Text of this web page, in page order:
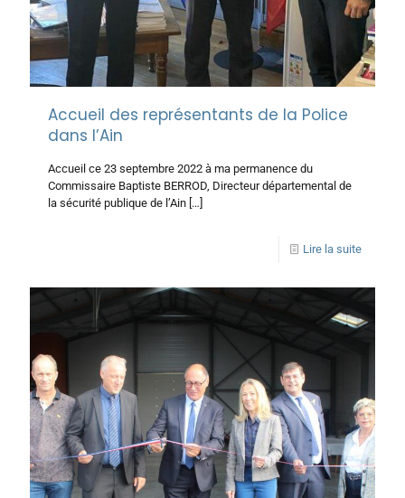
Accueil des représentants de la Police
dans l’Ain
Accueil ce 23 septembre 2022 à ma permanence du
Commissaire Baptiste BERROD, Directeur départemental de
la sécurité publique de l’Ain […]
Lire la suite